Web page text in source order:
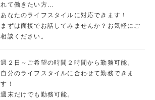
れて働きたい方…
あなたのライフスタイルに対応できます！
まずは面接でお話してみませんか？お気軽にご
相談ください。
週２日～ご希望の時間２時間から勤務可能。
自分のライフスタイルに合わせて勤務できま
す！
週末だけでも勤務可能。